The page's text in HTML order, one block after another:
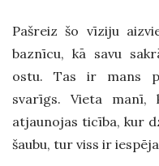
Pašreiz šo vīziju
baznīcu, kā savu
ostu. Tas ir mans
svarīgs. Vieta manī,
atjaunojas ticība, kur
šaubu, tur viss ir